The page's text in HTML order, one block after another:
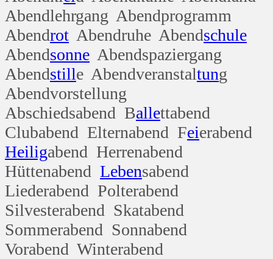
Abendlehrgang Abendprogramm
Abendrot Abendruhe Abendschule
Abendsonne Abendspaziergang
Abendstille Abendveranstaltung
Abendvorstellung
Abschiedsabend Ballettabend
Clubabend Elternabend Feierabend
Heiligabend Herrenabend
Hüttenabend Lebensabend
Liederabend Polterabend
Silvesterabend Skatabend
Sommerabend Sonnabend
Vorabend Winterabend